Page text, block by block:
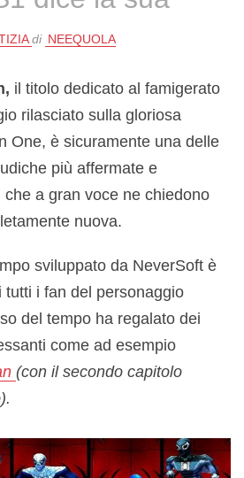
di NEEQUOLA
il titolo dedicato al famigerato
rilasciato sulla gloriosa
One, è sicuramente una delle
più affermate e
a gran voce ne chiedono
nuova.
sviluppato da NeverSoft è
tutti i fan del personaggio
del tempo ha regalato dei
come ad esempio
(con il secondo capitolo